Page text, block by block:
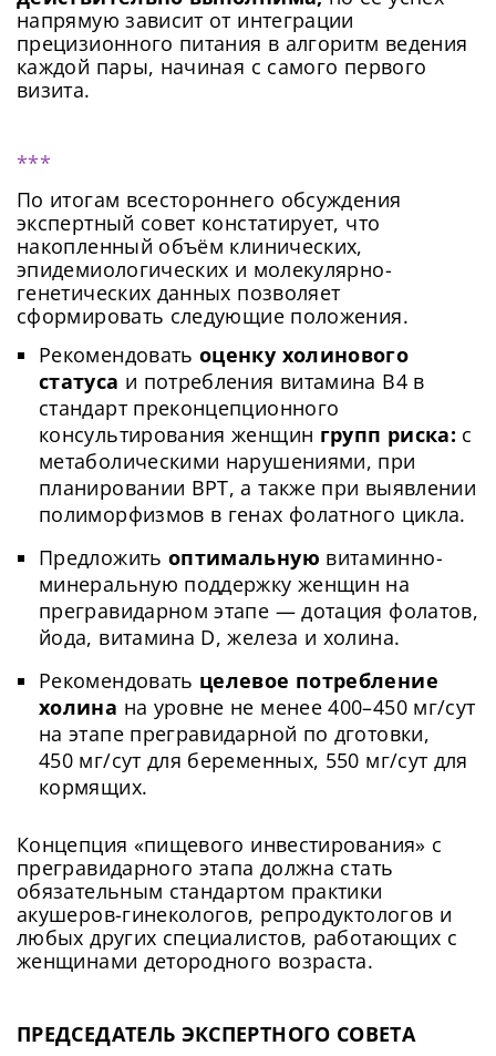
напрямую зависит от интеграции
прецизионного питания в алгоритм ведения
каждой пары, начиная с самого первого
визита.
***
По итогам всестороннего обсуждения
экспертный совет констатирует, что
накопленный объём клинических,
эпидемиологических и молекулярно-
генетических данных позволяет
сформировать следующие положения.
Рекомендоватьоценку холинового
статуса и потребления витамина B4 в
стандарт преконцепционного
консультирования женщин групп риска: с
метаболическими нарушениями, при
планировании ВРТ, а также при выявлении
полиморфизмов в генах фолатного цикла.
Предложить оптимальную витаминно-
минеральную поддержку женщин на
прегравидарном этапе — дотация фолатов,
йода, витамина D, железа и холина.
Рекомендовать целевое потребление
холина на уровне не менее 400–450 мг/сут
на этапе прегравидарной по дготовки,
450 мг/сут для беременных, 550 мг/сут для
кормящих.
Концепция «пищевого инвестирования» с
прегравидарного этапа должна стать
обязательным стандартом практики
акушеров-гинекологов, репродуктологов и
любых других специалистов, работающих с
женщинами детородного возраста.
ПРЕДСЕДАТЕЛЬ ЭКСПЕРТНОГО СОВЕТА